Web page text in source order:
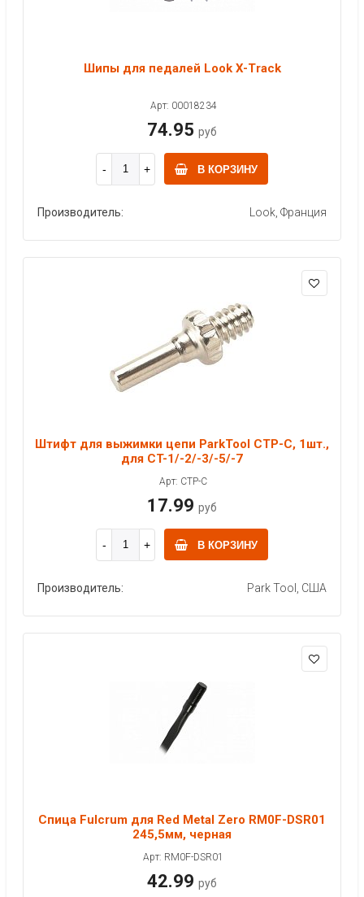
Шипы для педалей Look X-Track
Арт: 00018234
74.95 руб
В КОРЗИНУ
Производитель: Look, Франция
Штифт для выжимки цепи ParkTool CTP-C, 1шт.,
для CT-1/-2/-3/-5/-7
Арт: CTP-C
17.99 руб
В КОРЗИНУ
Производитель: Park Tool, США
Спица Fulcrum для Red Metal Zero RM0F-DSR01
245,5мм, черная
Арт: RM0F-DSR01
42.99 руб